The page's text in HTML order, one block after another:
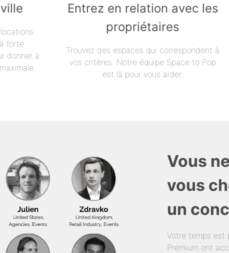
forte
donner à
Entrez en relation avec les
propriétaires
Trouvez des espaces qui correspondent à
vos critères. Notre équipe Space to Pop
est là pour vous aider.
Vous
vous
un
Votre temps est
Premium ont